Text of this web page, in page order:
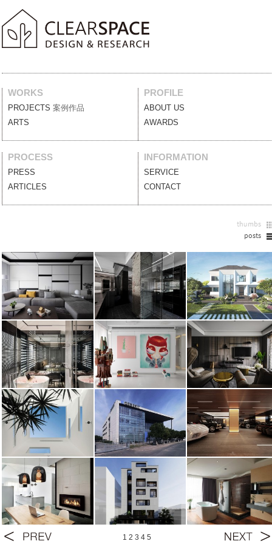
WORKS
PROJECTS 案例作品
ARTS
PROFILE
ABOUT US
AWARDS
PROCESS
PRESS
ARTICLES
INFORMATION
SERVICE
CONTACT
1 2 34 5